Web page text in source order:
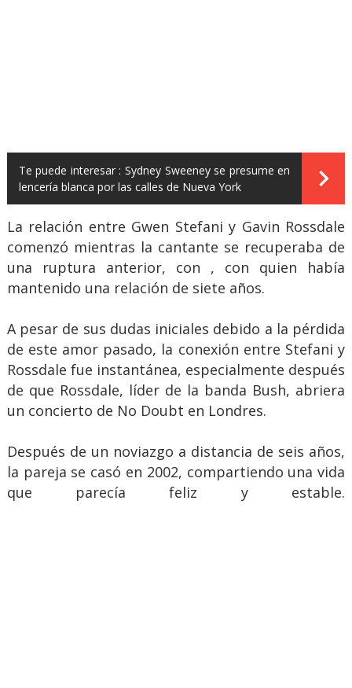
Te puede interesar : Sydney Sweeney se presume en
lencería blanca por las calles de Nueva York
La relación entre Gwen Stefani y Gavin Rossdale
comenzó mientras la cantante se recuperaba de
una ruptura anterior, con , con quien había
mantenido una relación de siete años.
A pesar de sus dudas iniciales debido a la pérdida
de este amor pasado, la conexión entre Stefani y
Rossdale fue instantánea, especialmente después
de que Rossdale, líder de la banda Bush, abriera
un concierto de No Doubt en Londres.
Después de un noviazgo a distancia de seis años,
la pareja se casó en 2002, compartiendo una vida
que parecía feliz y estable.